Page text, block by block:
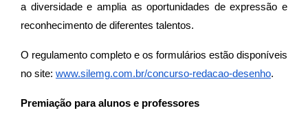
a diversidade e amplia as oportunidades de expressão e
reconhecimento de diferentes talentos.
O regulamento completo e os formulários estão disponíveis
no site: www.silemg.com.br/concurso-redacao-desenho.
Premiação para alunos e professores